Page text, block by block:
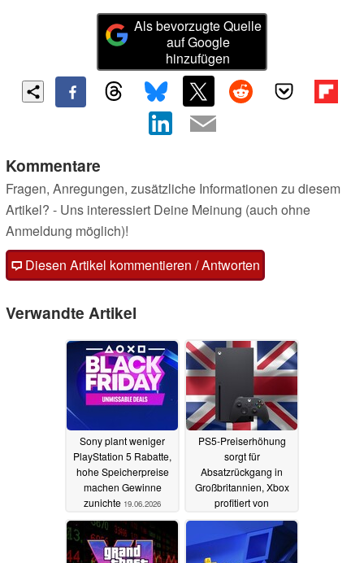
Als bevorzugte Quelle
auf Google
hinzufügen
Kommentare
Fragen, Anregungen, zusätzliche Informationen zu diesem
Artikel? - Uns interessiert Deine Meinung (auch ohne
Anmeldung möglich)!
Diesen Artikel kommentieren / Antworten
Verwandte Artikel
Sony plant weniger
PlayStation 5 Rabatte,
hohe Speicherpreise
machen Gewinne
zunichte 19.06.2026
PS5-Preiserhöhung
sorgt für
Absatzrückgang in
Großbritannien, Xbox
profitiert von
Exklusivspiel05.06.2026